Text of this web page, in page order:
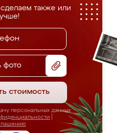
также или
фото
стоимость
персональных данных